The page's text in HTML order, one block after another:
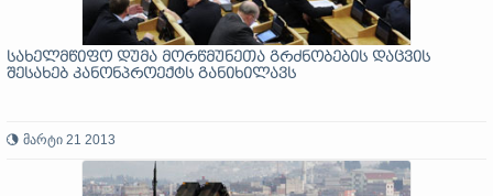
სახელმწიფო დუმა მორწმუნეთა გრძნობების დაცვის
შესახებ კანონპროექტს განიხილავს
მარტი 21 2013